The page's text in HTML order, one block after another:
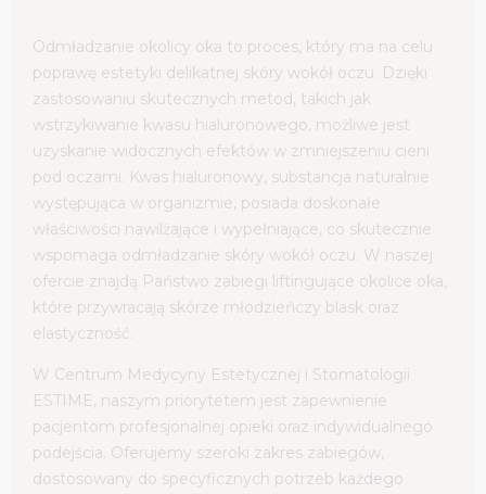
Odmładzanie okolicy oka to proces, który ma na celu
poprawę estetyki delikatnej skóry wokół oczu. Dzięki
zastosowaniu skutecznych metod, takich jak
wstrzykiwanie kwasu hialuronowego, możliwe jest
uzyskanie widocznych efektów w zmniejszeniu cieni
pod oczami. Kwas hialuronowy, substancja naturalnie
występująca w organizmie, posiada doskonałe
właściwości nawilżające i wypełniające, co skutecznie
wspomaga odmładzanie skóry wokół oczu. W naszej
ofercie znajdą Państwo zabiegi liftingujące okolice oka,
które przywracają skórze młodzieńczy blask oraz
elastyczność.
W Centrum Medycyny Estetycznej i Stomatologii
ESTIME, naszym priorytetem jest zapewnienie
pacjentom profesjonalnej opieki oraz indywidualnego
podejścia. Oferujemy szeroki zakres zabiegów,
dostosowany do specyficznych potrzeb każdego